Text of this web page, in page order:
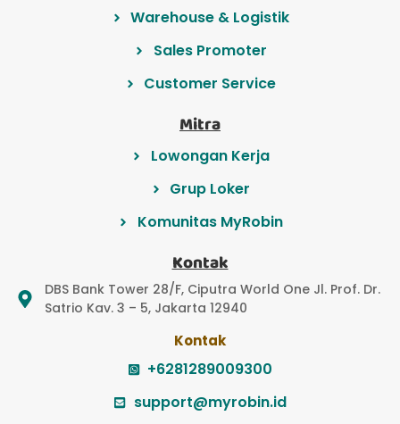
Warehouse & Logistik
Sales Promoter
Customer Service
Mitra
Lowongan Kerja
Grup Loker
Komunitas MyRobin
Kontak
DBS Bank Tower 28/F, Ciputra World One Jl. Prof. Dr.
Satrio Kav. 3 – 5, Jakarta 12940
Kontak
+6281289009300
support@myrobin.id